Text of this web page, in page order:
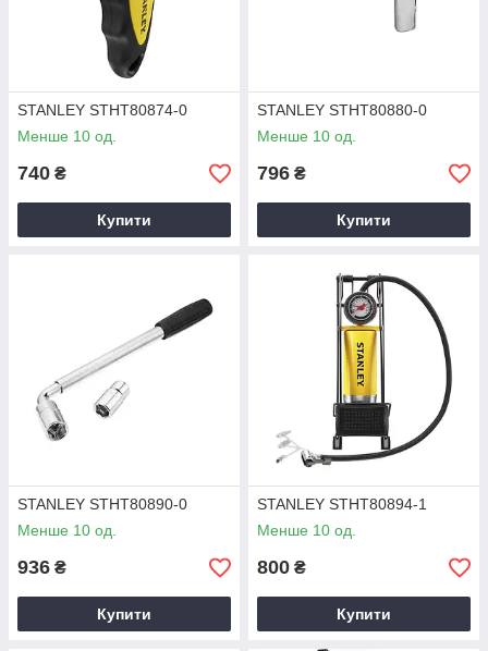
STANLEY STHT80874-0
Менше 10 од.
740 ₴
Купити
STANLEY STHT80880-0
Менше 10 од.
796 ₴
Купити
STANLEY STHT80890-0
Менше 10 од.
936 ₴
Купити
STANLEY STHT80894-1
Менше 10 од.
800 ₴
Купити